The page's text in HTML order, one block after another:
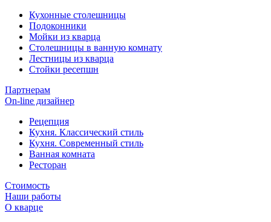
Кухонные столешницы
Подоконники
Мойки из кварца
Столешницы в ванную комнату
Лестницы из кварца
Стойки ресепшн
Партнерам
On-line дизайнер
Рецепция
Кухня. Классический стиль
Кухня. Современный стиль
Ванная комната
Ресторан
Стоимость
Наши работы
О кварце